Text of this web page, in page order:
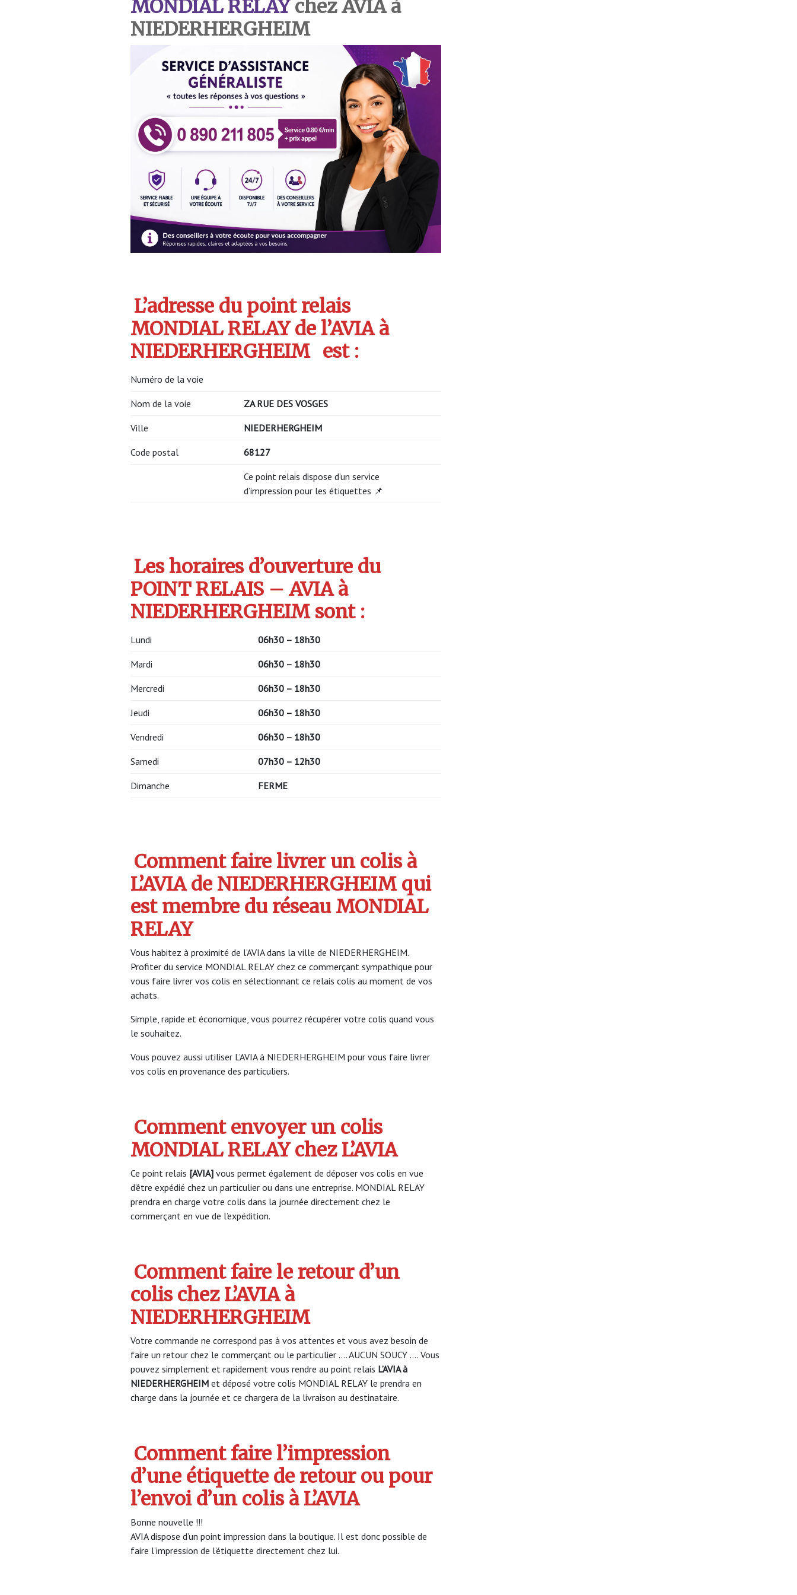
MONDIAL RELAYchez AVIA à
NIEDERHERGHEIM
L’adresse du point relais
MONDIAL RELAY de l’AVIA à
NIEDERHERGHEIM est :
Numéro de la voie
Nom de la voie ZA RUE DES VOSGES
Ville NIEDERHERGHEIM
Code postal 68127
Ce point relais dispose d’un service
d’impression pour les étiquettes 📌
Les horaires d’ouverture du
POINT RELAIS – AVIA à
NIEDERHERGHEIM sont :
Lundi 06h30 – 18h30
Mardi 06h30 – 18h30
Mercredi 06h30 – 18h30
Jeudi 06h30 – 18h30
Vendredi 06h30 – 18h30
Samedi 07h30 – 12h30
Dimanche FERME
Comment faire livrer un colis à
L’AVIA de NIEDERHERGHEIM qui
est membre du réseau MONDIAL
RELAY
Vous habitez à proximité de l’AVIA dans la ville de NIEDERHERGHEIM.
Profiter du service MONDIAL RELAY chez ce commerçant sympathique pour
vous faire livrer vos colis en sélectionnant ce relais colis au moment de vos
achats.
Simple, rapide et économique, vous pourrez récupérer votre colis quand vous
le souhaitez.
Vous pouvez aussi utiliser L’AVIA à NIEDERHERGHEIM pour vous faire livrer
vos colis en provenance des particuliers.
Comment envoyer un colis
MONDIAL RELAY chez L’AVIA
Ce point relais [AVIA] vous permet également de déposer vos colis en vue
d’être expédié chez un particulier ou dans une entreprise. MONDIAL RELAY
prendra en charge votre colis dans la journée directement chez le
commerçant en vue de l’expédition.
Comment faire le retour d’un
colis chez L’AVIA à
NIEDERHERGHEIM
Votre commande ne correspond pas à vos attentes et vous avez besoin de
faire un retour chez le commerçant ou le particulier …. AUCUN SOUCY …. Vous
pouvez simplement et rapidement vous rendre au point relais L’AVIA à
NIEDERHERGHEIM et déposé votre colis MONDIAL RELAY le prendra en
charge dans la journée et ce chargera de la livraison au destinataire.
Comment faire l’impression
d’une étiquette de retour ou pour
l’envoi d’un colis à L’AVIA
Bonne nouvelle !!!
AVIA dispose d’un point impression dans la boutique. Il est donc possible de
faire l’impression de l’étiquette directement chez lui.